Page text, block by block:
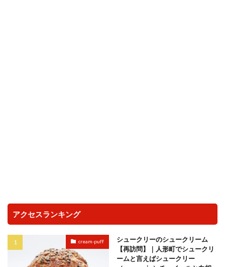
アクセスランキング
cream-puff
シュークリーのシュークリーム
【再訪問】｜人形町でシュークリ
ームと言えばシュークリー